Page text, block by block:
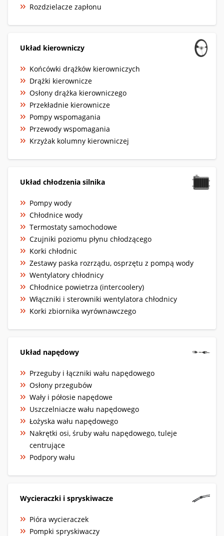
Rozdzielacze zapłonu
Układ kierowniczy
Końcówki drążków kierowniczych
Drążki kierownicze
Osłony drążka kierowniczego
Przekładnie kierownicze
Pompy wspomagania
Przewody wspomagania
Krzyżak kolumny kierowniczej
Układ chłodzenia silnika
Pompy wody
Chłodnice wody
Termostaty samochodowe
Czujniki poziomu płynu chłodzącego
Korki chłodnic
Zestawy paska rozrządu, osprzętu z pompą wody
Wentylatory chłodnicy
Chłodnice powietrza (intercoolery)
Włączniki i sterowniki wentylatora chłodnicy
Korki zbiornika wyrównawczego
Układ napędowy
Przeguby i łączniki wału napędowego
Osłony przegubów
Wały i półosie napędowe
Uszczelniacze wału napędowego
Łożyska wału napędowego
Nakrętki osi, śruby wału napędowego, tuleje
centrujące
Podpory wału
Wycieraczki i spryskiwacze
Pióra wycieraczek
Pompki spryskiwaczy